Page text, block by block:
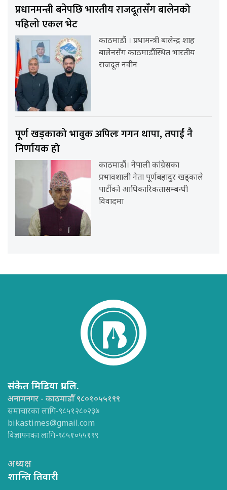
प्रधानमन्त्री बनेपछि भारतीय राजदूतसँग बालेनको
पहिलो एकल भेट
काठमाडौं । प्रधामन्त्री बालेन्द्र शाह
बालेनसँग काठमाडौंस्थित भारतीय
राजदूत नवीन
पूर्ण खड्काको भावुक अपिलः गगन थापा, तपाईं नै
निर्णायक हो
काठमाडौं। नेपाली कांग्रेसका
प्रभावशाली नेता पूर्णबहादुर खड्काले
पार्टीको आधिकारिकतासम्बन्धी
विवादमा
संकेत मिडिया प्रा.लि.
अनामनगर - काठमाडौँ ९८०१०५५१९९
समाचारका लागि-९८५१२८०२३७
bikastimes@gmail.com
विज्ञापनका लागि-९८५१०५५१९९
अध्यक्ष
शान्ति तिवारी